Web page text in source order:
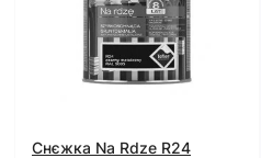
Снєжка Na Rdze R24